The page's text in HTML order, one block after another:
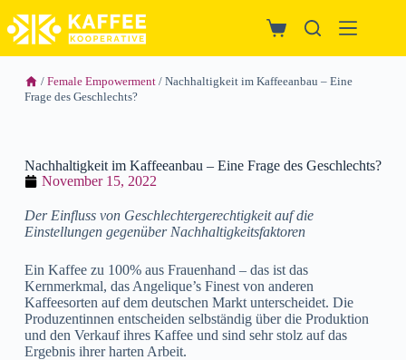
/ Female Empowerment/ Nachhaltigkeit im Kaffeeanbau – Eine
Frage des Geschlechts?
Nachhaltigkeit im Kaffeeanbau – Eine Frage des Geschlechts?
November 15, 2022
Der Einfluss von Geschlechtergerechtigkeit auf die
Einstellungen gegenüber Nachhaltigkeitsfaktoren
Ein Kaffee zu 100% aus Frauenhand – das ist das
Kernmerkmal, das Angelique’s Finest von anderen
Kaffeesorten auf dem deutschen Markt unterscheidet. Die
Produzentinnen entscheiden selbständig über die Produktion
und den Verkauf ihres Kaffee und sind sehr stolz auf das
Ergebnis ihrer harten Arbeit.